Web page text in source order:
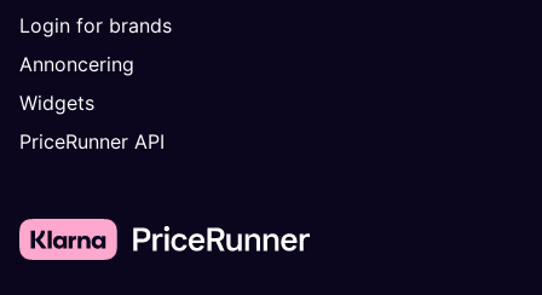
Login for brands
Annoncering
Widgets
PriceRunner API